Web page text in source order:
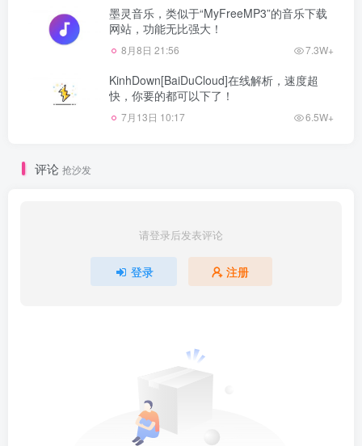
墨灵音乐，类似于“MyFreeMP3”的音乐下载
网站，功能无比强大！
8月8日 21:56 7.3W+
KinhDown[BaiDuCloud]在线解析，速度超
快，你要的都可以下了！
7月13日 10:17 6.5W+
评论 抢沙发
请登录后发表评论
登录 注册